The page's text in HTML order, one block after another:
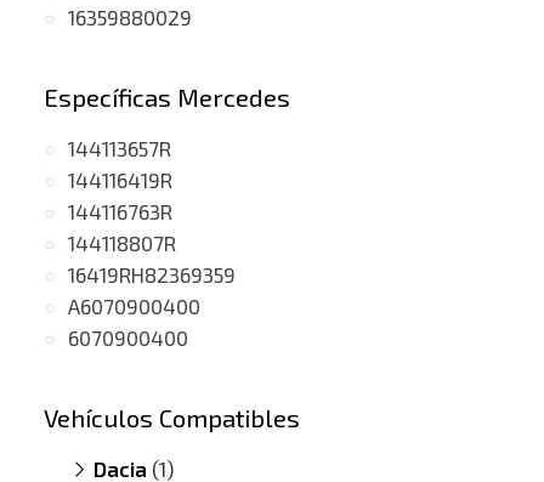
16359880029
Específicas Mercedes
144113657R
144116419R
144116763R
144118807R
16419RH82369359
A6070900400
6070900400
Vehículos Compatibles
Dacia (1)